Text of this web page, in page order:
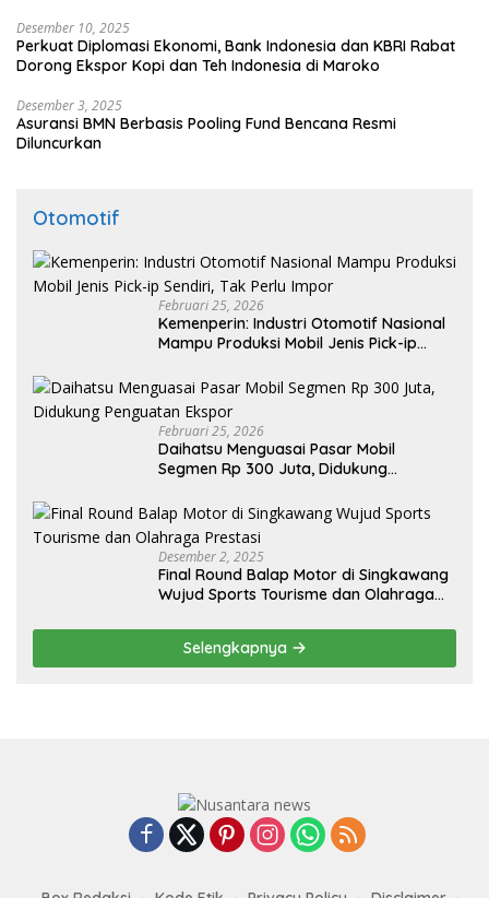
Desember 10, 2025
Perkuat Diplomasi Ekonomi, Bank Indonesia dan KBRI Rabat
Dorong Ekspor Kopi dan Teh Indonesia di Maroko
Desember 3, 2025
Asuransi BMN Berbasis Pooling Fund Bencana Resmi
Diluncurkan
Otomotif
Februari 25, 2026
Kemenperin: Industri Otomotif Nasional
Mampu Produksi Mobil Jenis Pick-ip
Februari 25, 2026
Daihatsu Menguasai Pasar Mobil
Segmen Rp 300 Juta, Didukung
Desember 2, 2025
Final Round Balap Motor di Singkawang
Wujud Sports Tourisme dan Olahraga
Selengkapnya